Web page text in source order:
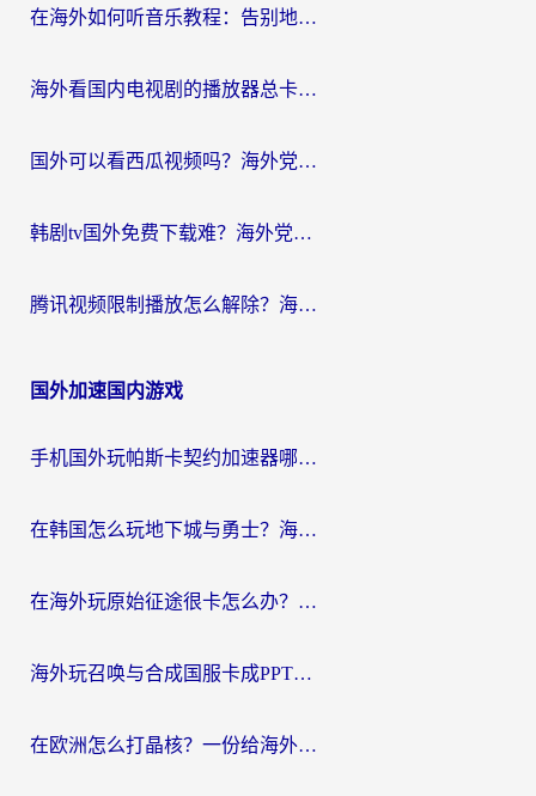
在海外如何听音乐教程：告别地域限制，随时听见国内的声音
海外看国内电视剧的播放器总卡顿？选对回国加速器才是关键
国外可以看西瓜视频吗？海外党追剧看片的终极解决方案
韩剧tv国外免费下载难？海外党看国内剧的加速器选择指南（附实用技巧）
腾讯视频限制播放怎么解除？海外党亲测有效的回国加速指南
国外加速国内游戏
手机国外玩帕斯卡契约加速器哪个好用？海外党国服游戏之路的救星
在韩国怎么玩地下城与勇士？海外党必看的国服游戏加速全攻略
在海外玩原始征途很卡怎么办？一份给游子的终极指南
海外玩召唤与合成国服卡成PPT？这篇解决办法让你丝滑操作
在欧洲怎么打晶核？一份给海外游子的网络加速生存指南